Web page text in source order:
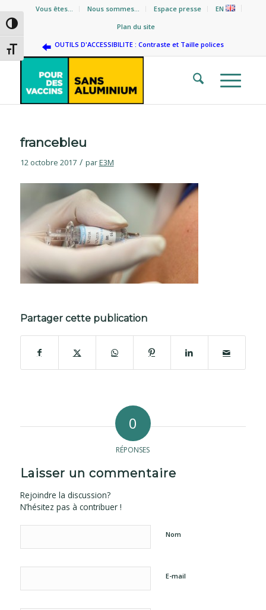
Passer en contraste élevé
Changer la taille de la police
Vous êtes… Nous sommes… Espace presse
EN
Plan du site
OUTILS D'ACCESSIBILITE : Contraste et Taille polices
francebleu
12 octobre 2017 / parE3M
Partager cette publication
0
RÉPONSES
Laisser un commentaire
Rejoindre la discussion?
N’hésitez pas à contribuer !
Nom
E-mail